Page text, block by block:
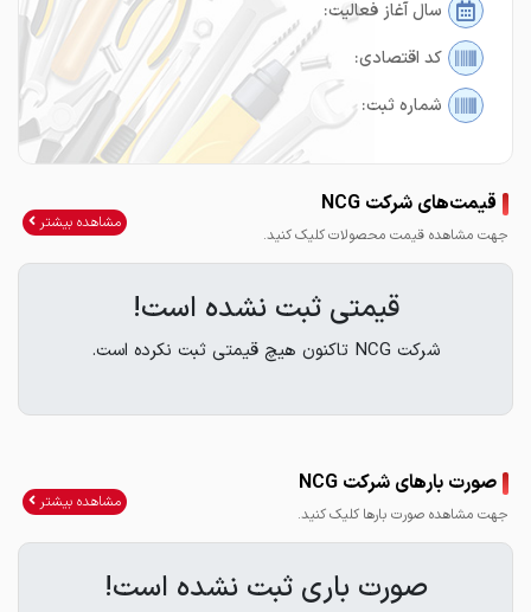
سال آغاز فعالیت:
کد اقتصادی:
شماره ثبت:
قیمت‌های شرکت NCG
جهت مشاهده قیمت محصولات کلیک کنید.
مشاهده بیشتر
قیمتی ثبت نشده است!
شرکت NCG تاکنون هیچ قیمتی ثبت نکرده است.
صورت بارهای شرکت NCG
جهت مشاهده صورت بارها کلیک کنید.
مشاهده بیشتر
صورت باری ثبت نشده است!